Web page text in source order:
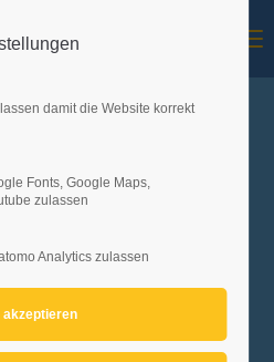
ab dem
online unter
damit die Website korrekt
Fonts, Google Maps,
zulassen
Analytics zulassen